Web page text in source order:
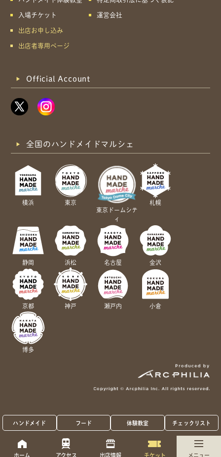
ハンドメイド フード 体験教室 チェックリスト
ホーム アクセス 出店情報 チケット メニュー
入場チケット
出店お申し込み
出店者専用ページ
運営会社
Official Account
全国のハンドメイドマルシェ
横浜
東京
東京ドームシテ
ィ
札幌
静岡 浜松 名古屋 金沢
京都 神戸 瀬戸内 小倉
博多